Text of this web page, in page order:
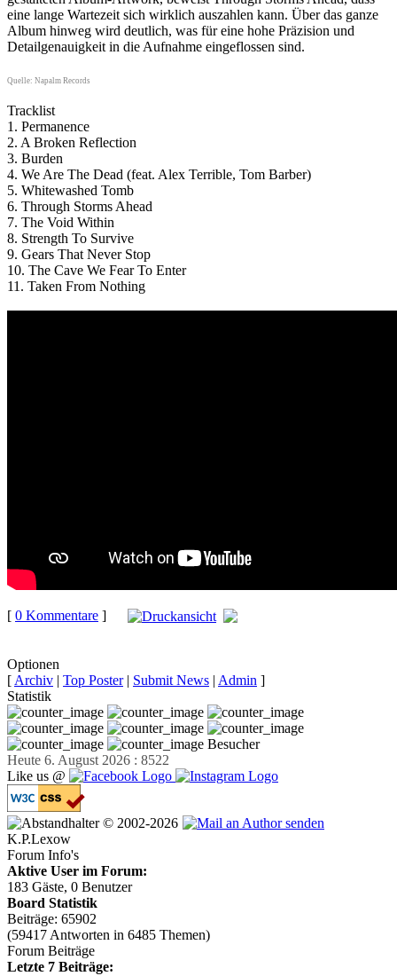
eine lange Wartezeit sich wirklich auszahlen kann. Über das ganze
Album hinweg wird deutlich, was für eine hohe Präzision und
Detailgenauigkeit in die Aufnahme eingeflossen sind.
Quelle: Napalm Records
Tracklist
1. Permanence
2. A Broken Reflection
3. Burden
4. We Are The Dead (feat. Alex Terrible, Tom Barber)
5. Whitewashed Tomb
6. Through Storms Ahead
7. The Void Within
8. Strength To Survive
9. Gears That Never Stop
10. The Cave We Fear To Enter
11. Taken From Nothing
[ 0 Kommentare ]
Optionen
[ Archiv | Top Poster| Submit News | Admin ]
Statistik
Besucher
Heute 6. August 2026 : 8522
Like us @
© 2002-2026
K.P.Lexow
Forum Info's
Aktive User im Forum:
183 Gäste, 0 Benutzer
Board Statistik
Beiträge: 65902
(59417 Antworten in 6485 Themen)
Forum Beiträge
Letzte 7 Beiträge: